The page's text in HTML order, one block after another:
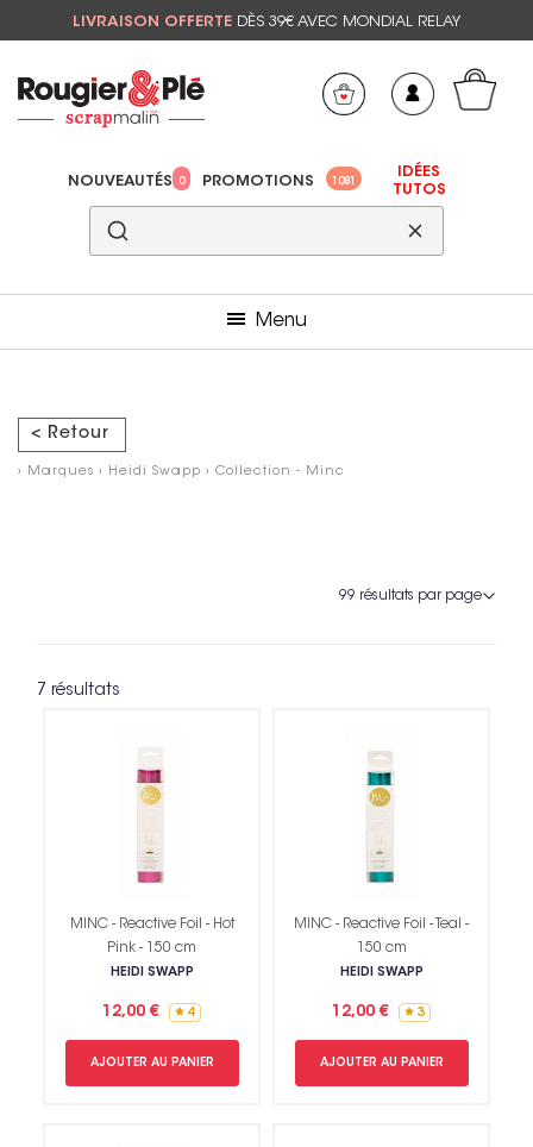
LIVRAISON OFFERTE DÈS 39€ AVEC MONDIAL RELAY
NOUVEAUTÉS 0 PROMOTIONS 1081
IDÉES
TUTOS
Menu
< Retour
› Marques › Heidi Swapp › Collection - Minc
7 résultats
MINC - Reactive Foil - Hot
Pink - 150 cm
HEIDI SWAPP
12,00 € 4
AJOUTER AU PANIER
MINC - Reactive Foil - Teal -
150 cm
HEIDI SWAPP
12,00 € 3
AJOUTER AU PANIER